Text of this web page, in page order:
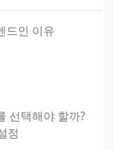
드인 이유
선택해야 할까?
정